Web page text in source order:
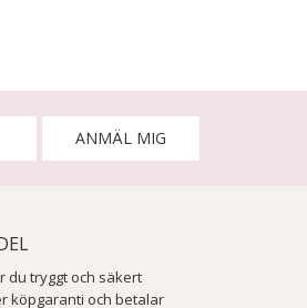
ANMÄL MIG
du tryggt och säkert
köpgaranti och betalar